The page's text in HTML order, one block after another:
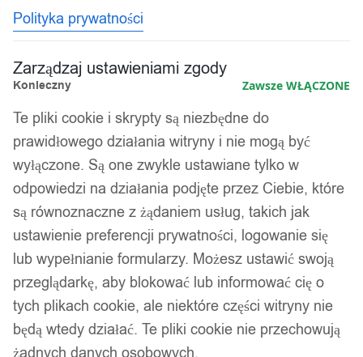
Polityka prywatności
Zarządzaj ustawieniami zgody
Konieczny Zawsze WŁĄCZONE
Te pliki cookie i skrypty są niezbędne do
prawidłowego działania witryny i nie mogą być
wyłączone. Są one zwykle ustawiane tylko w
odpowiedzi na działania podjęte przez Ciebie, które
są równoznaczne z żądaniem usług, takich jak
ustawienie preferencji prywatności, logowanie się
lub wypełnianie formularzy. Możesz ustawić swoją
przeglądarkę, aby blokować lub informować cię o
tych plikach cookie, ale niektóre części witryny nie
będą wtedy działać. Te pliki cookie nie przechowują